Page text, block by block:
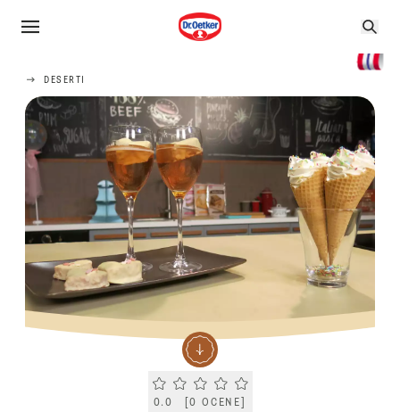
DESERTI
Current rating 0.0. Click to rate.
0.0 [0 OCENE